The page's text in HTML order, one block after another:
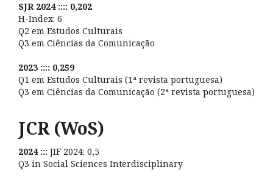
SJR 2024 :::: 0,202
H-Index: 6
Q2 em Estudos Culturais
Q3 em Ciências da Comunicação
2023 :::: 0,259
Q1 em Estudos Culturais (1ª revista portuguesa)
Q3 em Ciências da Comunicação (2ª revista portuguesa)
JCR (WoS)
2024 ::: JIF 2024: 0,5
Q3 in Social Sciences Interdisciplinary